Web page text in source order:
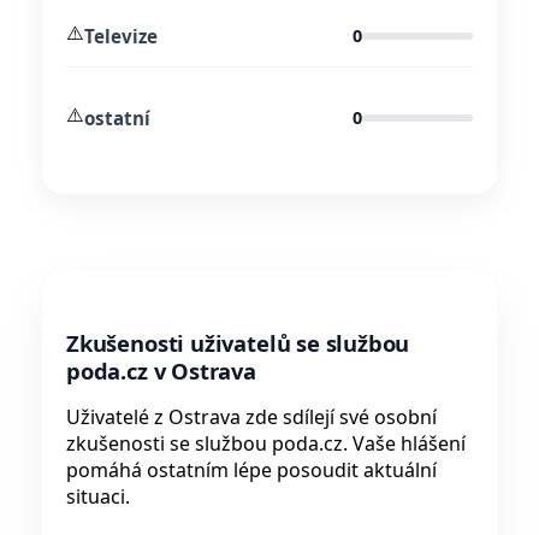
⚠️Televize 0
⚠️ostatní 0
Zkušenosti uživatelů se službou
poda.cz v Ostrava
Uživatelé z Ostrava zde sdílejí své osobní
zkušenosti se službou poda.cz. Vaše hlášení
pomáhá ostatním lépe posoudit aktuální
situaci.